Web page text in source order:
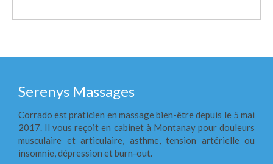
Serenys Massages
Corrado est praticien en massage bien-être depuis le 5 mai
2017. Il vous reçoit en cabinet à Montanay pour douleurs
musculaire et articulaire, asthme, tension artérielle ou
insomnie, dépression et burn-out.